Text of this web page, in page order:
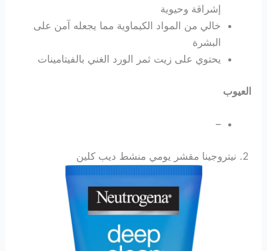
إشراقة وحيوية
خالي من المواد الكيماوية مما يجعله آمن على
البشرة
يحتوي على زيت ثمر الورد الغني بالفيتامينات
العيوب
–
نيتروجينا مقشر يومي منشط ديب كلين